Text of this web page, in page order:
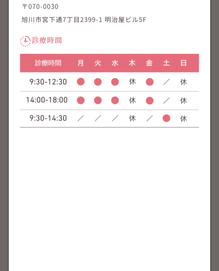
〒070-0030
旭川市宮下通7丁目2399-1 明治屋ビル5F
診療時間